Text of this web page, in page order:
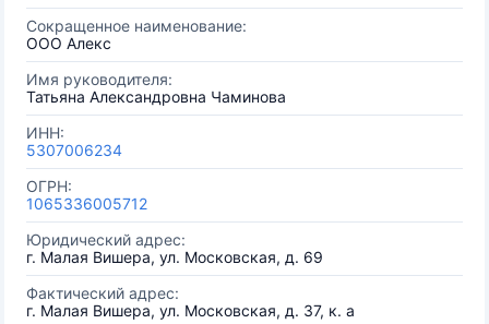
Сокращенное наименование:
ООО Алекс
Имя руководителя:
Татьяна Александровна Чаминова
ИНН:
5307006234
ОГРН:
1065336005712
Юридический адрес:
г. Малая Вишера, ул. Московская, д. 69
Фактический адрес:
г. Малая Вишера, ул. Московская, д. 37, к. а